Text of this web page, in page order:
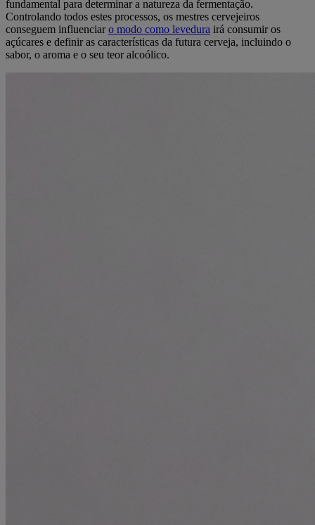
fundamental para determinar a natureza da fermentação.
Controlando todos estes processos, os mestres cervejeiros
conseguem influenciaro modo como levedura irá consumir os
açúcares e definir as características da futura cerveja, incluindo o
sabor, o aroma e o seu teor alcoólico.